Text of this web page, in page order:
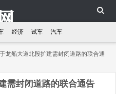
经济 试车 汽车
龙船大道北段扩建需封闭道路的联合通
需封闭道路的联合通告